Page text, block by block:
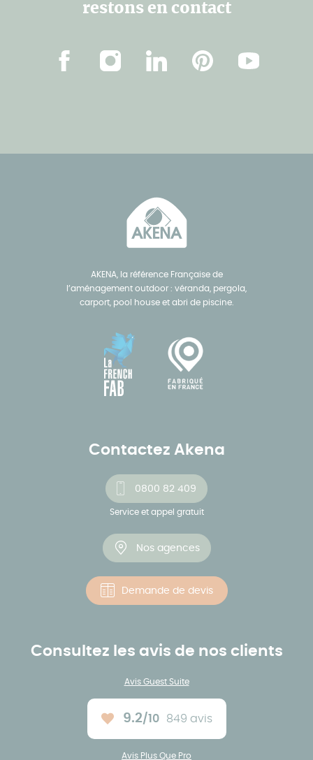
AKENA, la référence Française de
l’aménagement outdoor : véranda, pergola,
carport, pool house et abri de piscine.
Contactez Akena
0800 82 409
Service et appel gratuit
Nos agences
Demande de devis
Consultez les avis de nos clients
Avis Guest Suite
Note moyenne :
9.2/10 849 avis
Avis Plus Que Pro
restons en contact
FacebookInstagramLinkedInPinterestYoutube